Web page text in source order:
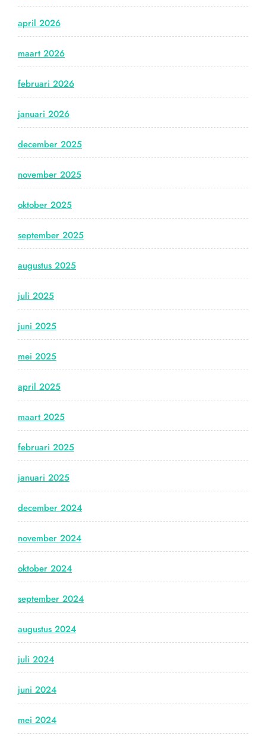
april 2026
maart 2026
februari 2026
januari 2026
december 2025
november 2025
oktober 2025
september 2025
augustus 2025
juli 2025
juni 2025
mei 2025
april 2025
maart 2025
februari 2025
januari 2025
december 2024
november 2024
oktober 2024
september 2024
augustus 2024
juli 2024
juni 2024
mei 2024